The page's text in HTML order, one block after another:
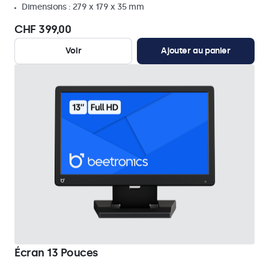
Dimensions : 279 x 179 x 35 mm
CHF 399,00
Voir Ajouter au panier
Écran 13 Pouces